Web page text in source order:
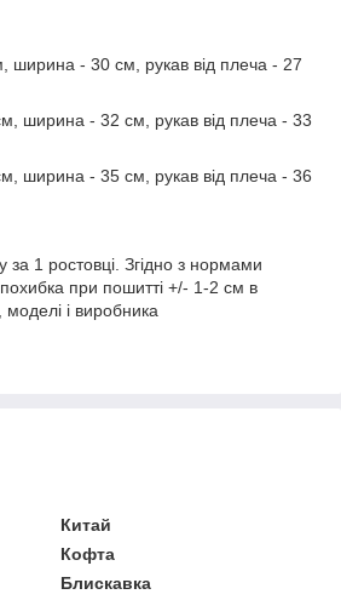
ширина - 30 см, рукав від плеча - 27
ширина - 32 см, рукав від плеча - 33
ширина - 35 см, рукав від плеча - 36
за 1 ростовці. Згідно з нормами
при пошитті +/- 1-2 см в
моделі і виробника
Китай
Кофта
Блискавка